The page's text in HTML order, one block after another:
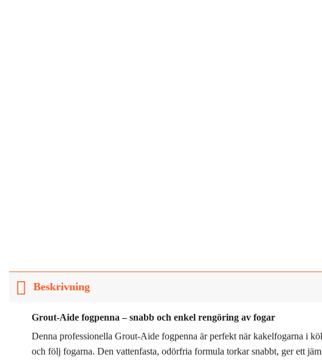
Beskrivning
Grout-Aide fogpenna – snabb och enkel rengöring av fogar
Denna professionella Grout-Aide fogpenna är perfekt när kakelfogarna i
och följ fogarna. Den vattenfasta, odörfria formula torkar snabbt, ger ett